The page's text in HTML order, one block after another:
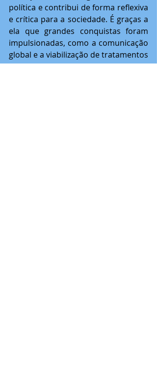
política e contribui de forma reflexiva
e crítica para a sociedade. É graças a
ela que grandes conquistas foram
impulsionadas, como a comunicação
global e a viabilização de tratamentos
para câncer. Portanto, a inserção do